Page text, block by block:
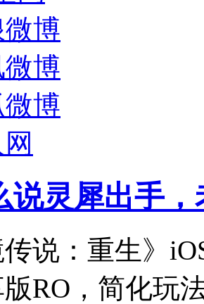
博
博
博
说灵犀出手
传说：重生》
RO，简化玩